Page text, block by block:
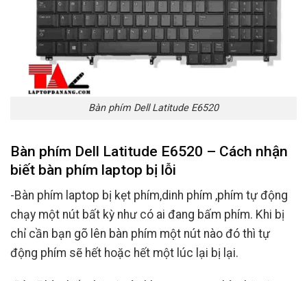
Bàn phím Dell Latitude E6520
Bàn phím Dell Latitude E6520 – Cách nhận
biết bàn phím laptop bị lỗi
-Bàn phím laptop bị kẹt phím,dinh phím ,phím tự động
chạy một nút bất kỳ như có ai đang bấm phím. Khi bị
chỉ cần bạn gõ lên bàn phím một nút nào đó thì tự
động phím sẽ hết hoặc hết một lúc lại bị lại.